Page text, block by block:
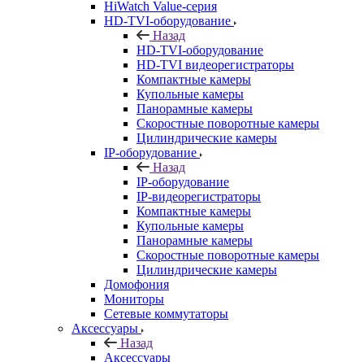
HiWatch Value-серия
HD-TVI-оборудование
Назад
HD-TVI-оборудование
HD-TVI видеорегистраторы
Компактные камеры
Купольные камеры
Панорамные камеры
Скоростные поворотные камеры
Цилиндрические камеры
IP-оборудование
Назад
IP-оборудование
IP-видеорегистраторы
Компактные камеры
Купольные камеры
Панорамные камеры
Скоростные поворотные камеры
Цилиндрические камеры
Домофония
Мониторы
Сетевые коммутаторы
Аксессуары
Назад
Аксессуары